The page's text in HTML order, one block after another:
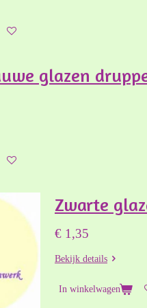
glazen
Zwarte
€ 1,35
Bekijk details
In winkelwagen